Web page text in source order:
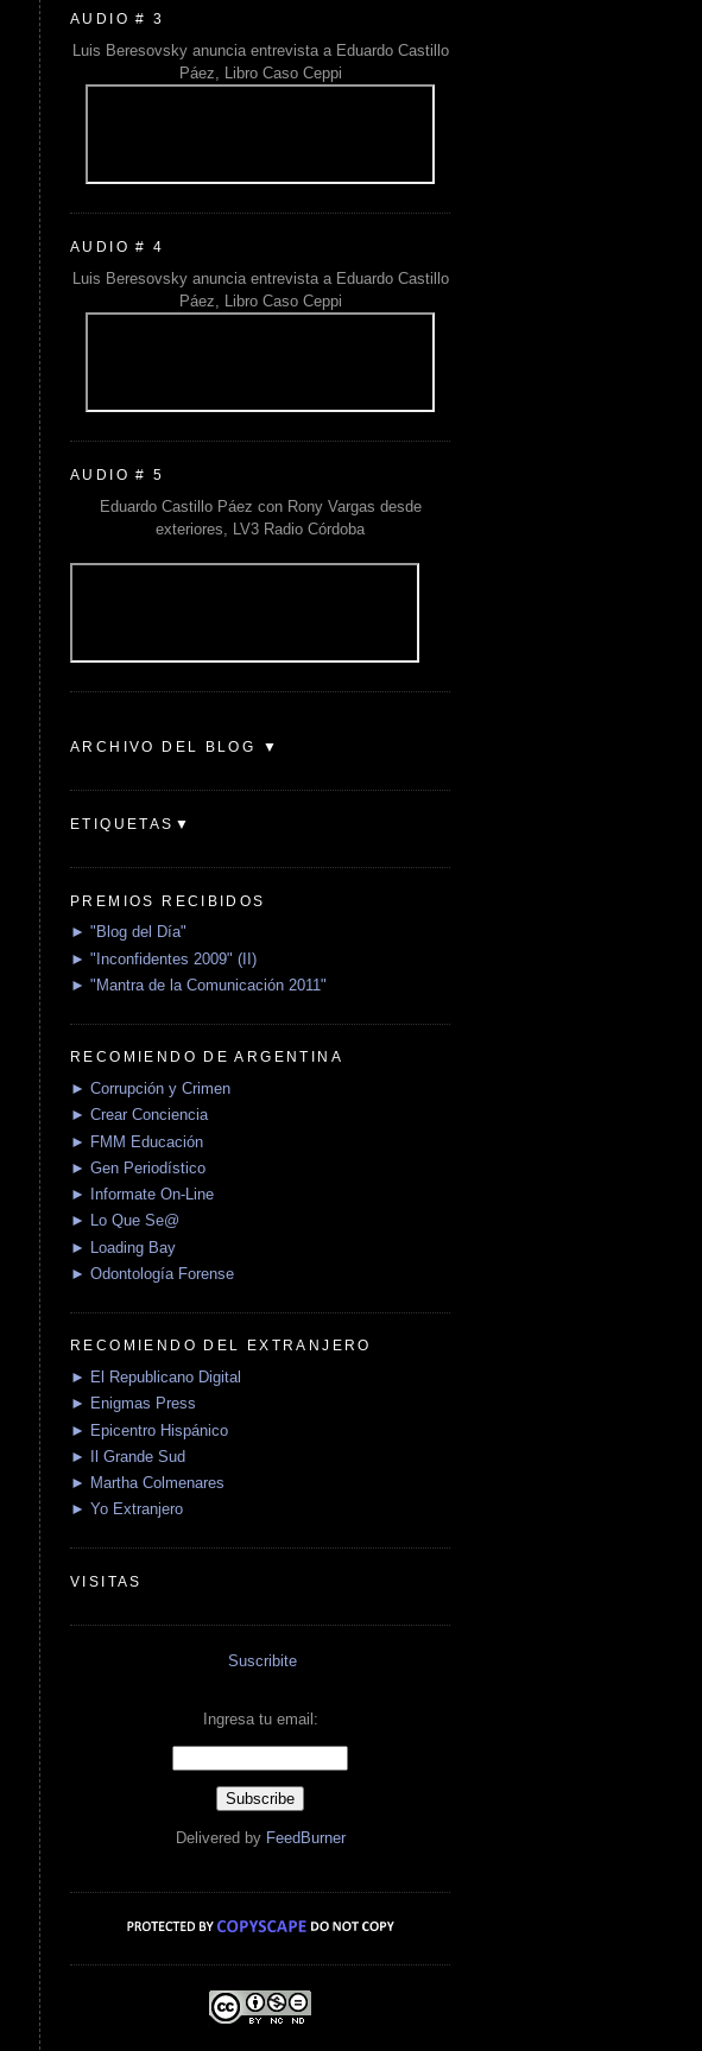
AUDIO # 3
Luis Beresovsky anuncia entrevista a Eduardo Castillo
Páez, Libro Caso Ceppi
AUDIO # 4
Luis Beresovsky anuncia entrevista a Eduardo Castillo
Páez, Libro Caso Ceppi
AUDIO # 5
Eduardo Castillo Páez con Rony Vargas desde
exteriores, LV3 Radio Córdoba
ARCHIVO DEL BLOG ▼
ETIQUETAS▼
PREMIOS RECIBIDOS
► "Blog del Día"
► "Inconfidentes 2009" (II)
► "Mantra de la Comunicación 2011"
RECOMIENDO DE ARGENTINA
► Corrupción y Crimen
► Crear Conciencia
► FMM Educación
► Gen Periodístico
► Informate On-Line
► Lo Que Se@
► Loading Bay
► Odontología Forense
RECOMIENDO DEL EXTRANJERO
► El Republicano Digital
► Enigmas Press
► Epicentro Hispánico
► Il Grande Sud
► Martha Colmenares
► Yo Extranjero
VISITAS
Suscribite
Ingresa tu email:
Delivered by FeedBurner